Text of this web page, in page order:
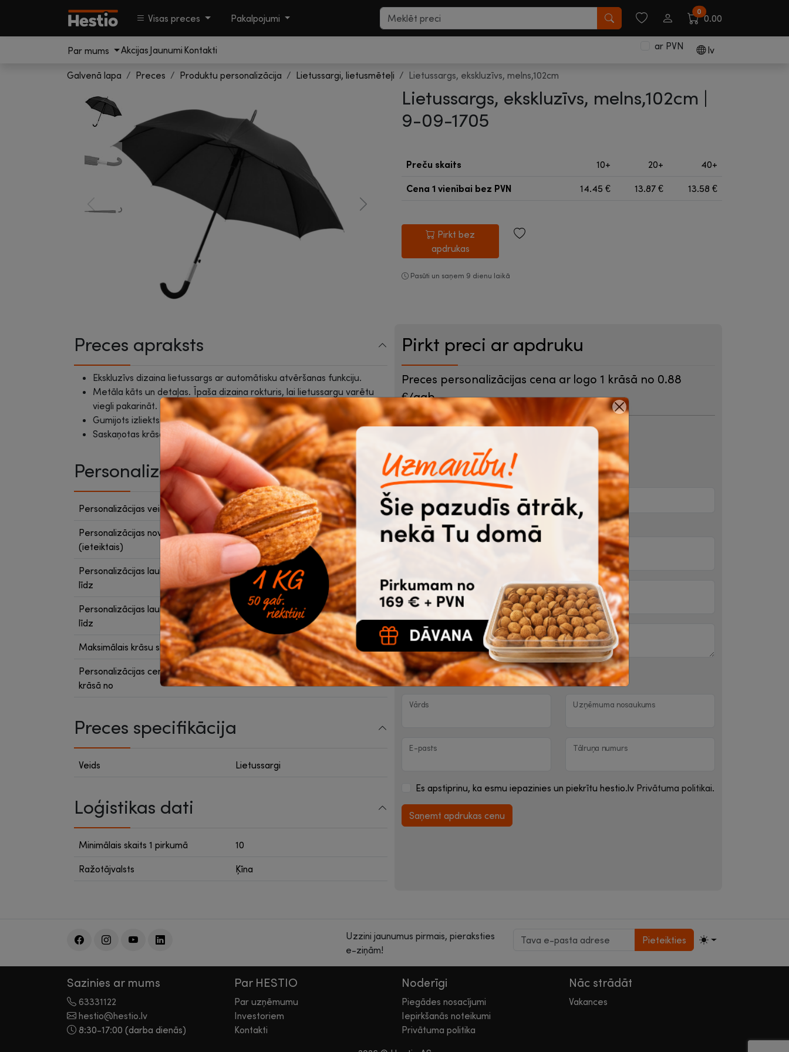
Visas preces Pakalpojumi
0
0.00
Par mums Akcijas Jaunumi Kontakti ar PVN lv
Galvenā lapa Preces Produktu personalizācija Lietussargi, lietusmēteļi Lietussargs, ekskluzīvs, melns,102cm
Previous Next
Lietussargs, ekskluzīvs, melns,102cm |
9-09-1705
Preču skaits 10+ 20+ 40+
Cena 1 vienībai bez PVN 14.45 € 13.87 € 13.58 €
Pirkt bez
apdrukas
Pasūti un saņem 9 dienu laikā
Preces apraksts
Ekskluzīvs dizaina lietussargs ar automātisku atvēršanas funkciju.
Metāla kāts un detaļas. Īpaša dizaina rokturis, lai lietussargu varētu
viegli pakarināt.
Gumijots izliekts rokturis ar alumīnija detaļām.
Saskaņotas krāsas maisiņš. Ponža poliesters.
Personalizācija
Personalizācijas veids (ieteiktais) sietspiede
Personalizācijas novietojums
(ieteiktais)
uz paneļa
Personalizācijas laukuma garums
līdz
270 mm
Personalizācijas laukuma platums
līdz
180 mm
Maksimālais krāsu skaits 2
Personalizācijas cena EUR ar logo 1
krāsā no
0.88
Preces specifikācija
Veids Lietussargi
Loģistikas dati
Minimālais skaits 1 pirkumā 10
Ražotājvalsts Ķīna
Pirkt preci ar apdruku
Preces personalizācijas cena ar logo 1 krāsā no 0.88
€/gab.
Pievienot logo vai attēlu
Pieņemtie formāti .ai, .cdr, .eps, .pdf, .psd, .svg vai .jpg, .png, .webp
Jautājumi (precizējumi)
Kontaktinformācija saziņai
Vārds Uzņēmuma nosaukums
E-pasts Tālruņa numurs
Es apstiprinu, ka esmu iepazinies un piekrītu hestio.lv Privātuma politikai.
Saņemt apdrukas cenu
Uzzini jaunumus pirmais, pieraksties
e-ziņām!
Pieteikties
Sazinies ar mums
63331122
hestio@hestio.lv
8:30-17:00 (darba dienās)
Par HESTIO
Par uzņēmumu
Investoriem
Kontakti
Noderīgi
Piegādes nosacījumi
Iepirkšanās noteikumi
Privātuma politika
Nāc strādāt
Vakances